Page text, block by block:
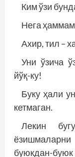
Ким ўзи
Нега
Ахир, тил –
Уни ўзича
йўқ-ку!
Буку ҳали
кетмаган.
Лекин
буюкдан-